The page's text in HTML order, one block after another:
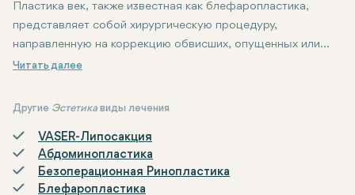
Пластика век, также известная как блефаропластика,
представляет собой хирургическую процедуру,
направленную на коррекцию обвисших, опущенных или
морщинистых верхних или нижних век. Эта операция часто
проблем вокруг глаз, вызванных процессом старения, с
Другие Эстетика виды лечения
VASER-Липосакция
Абдоминопластика
Безоперационная Ринопластика
Блефаропластика